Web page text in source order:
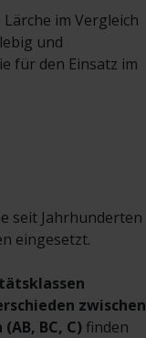
im Vergleich
und
für den Einsatz im
seit Jahrhunderten
eingesetzt.
zwischen
BC, C) finden